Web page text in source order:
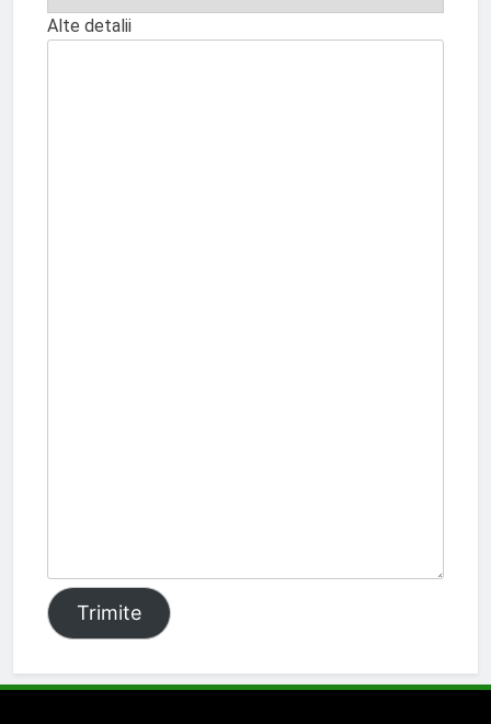
Alte detalii
Trimite